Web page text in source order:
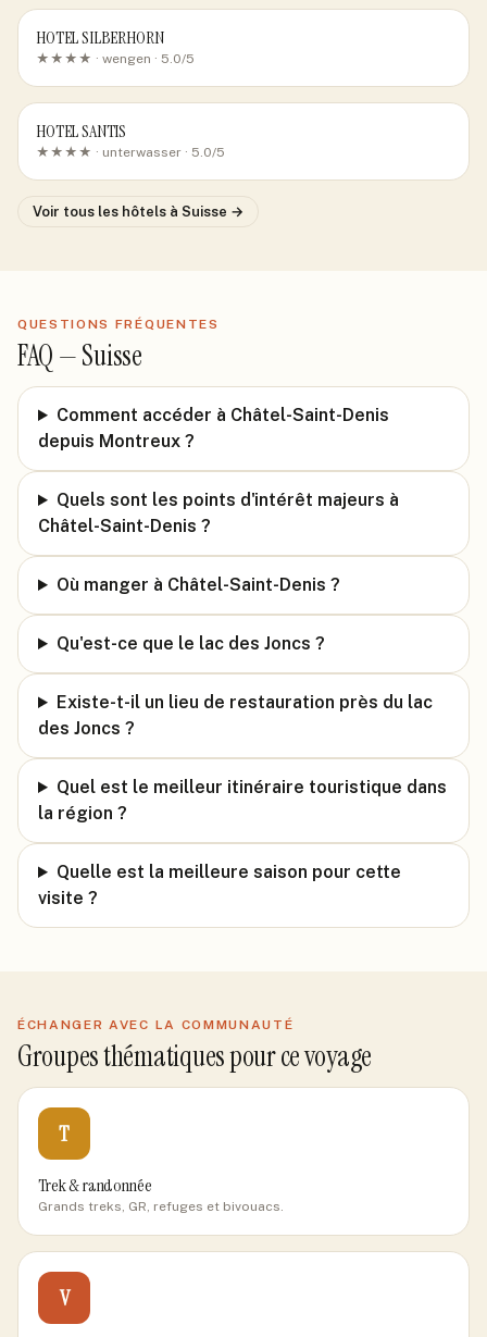
HOTEL SILBERHORN
★★★★ · wengen · 5.0/5
HOTEL SANTIS
★★★★ · unterwasser · 5.0/5
Voir tous les hôtels à Suisse →
QUESTIONS FRÉQUENTES
FAQ —Suisse
Comment accéder à Châtel-Saint-Denis
depuis Montreux ?
Quels sont les points d'intérêt majeurs à
Châtel-Saint-Denis ?
Où manger à Châtel-Saint-Denis ?
Qu'est-ce que le lac des Joncs ?
Existe-t-il un lieu de restauration près du lac
des Joncs ?
Quel est le meilleur itinéraire touristique dans
la région ?
Quelle est la meilleure saison pour cette
visite ?
ÉCHANGER AVEC LA COMMUNAUTÉ
Groupes thématiques pour ce voyage
T
Trek & randonnée
Grands treks, GR, refuges et bivouacs.
V